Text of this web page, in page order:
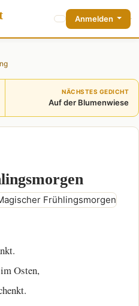
Anmelden
NÄCHSTES GEDICHT
Auf der Blumenwiese
Osten,